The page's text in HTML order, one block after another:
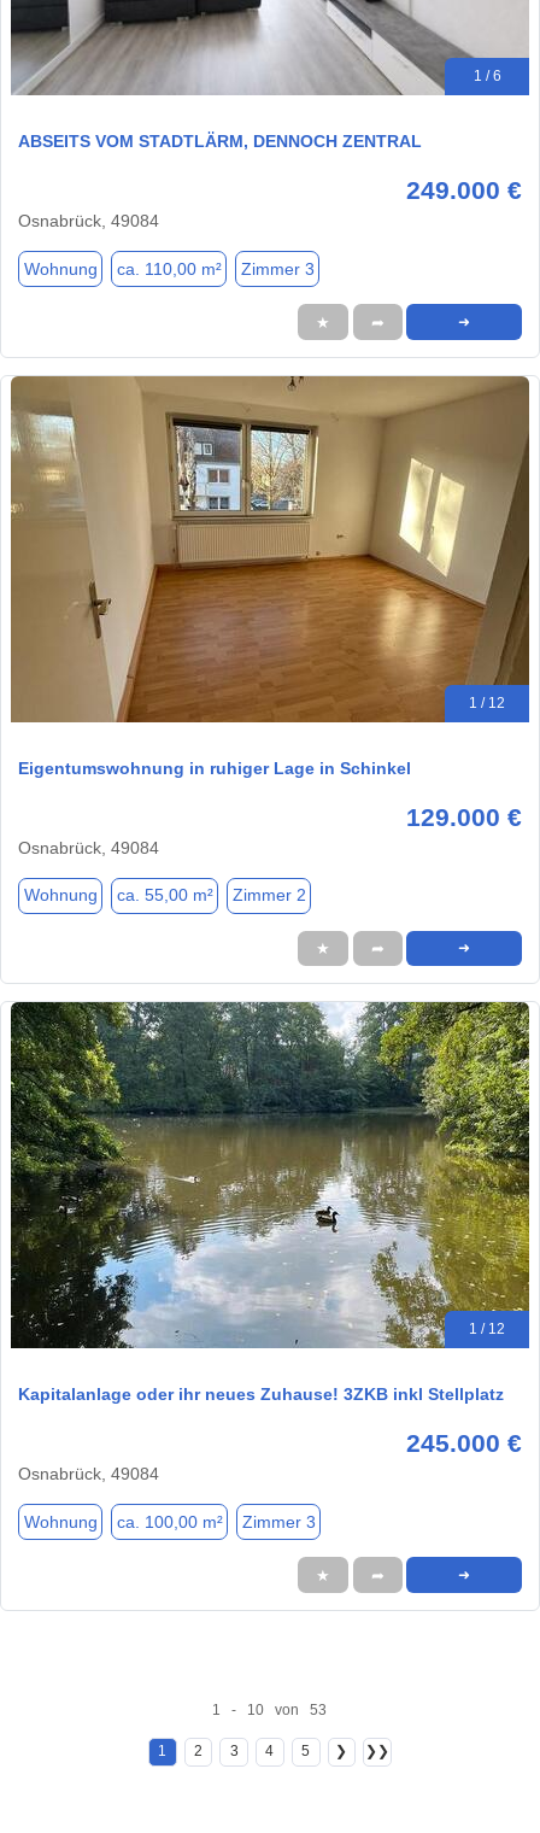
1 / 6
ABSEITS VOM STADTLÄRM, DENNOCH ZENTRAL
249.000 €
Osnabrück, 49084
Wohnung ca. 110,00 m² Zimmer 3
★ ➦ ➜
1 / 12
Eigentumswohnung in ruhiger Lage in Schinkel
129.000 €
Osnabrück, 49084
Wohnung ca. 55,00 m² Zimmer 2
★ ➦ ➜
1 / 12
Kapitalanlage oder ihr neues Zuhause! 3ZKB inkl Stellplatz
245.000 €
Osnabrück, 49084
Wohnung ca. 100,00 m² Zimmer 3
★ ➦ ➜
1 - 10 von 53
1 2 3 4 5 ❯ ❯❯